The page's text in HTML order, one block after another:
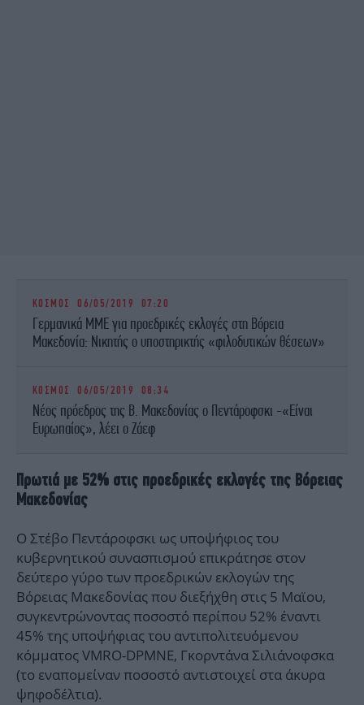
ΚΟΣΜΟΣ 06/05/2019 07:20
Γερμανικά ΜΜΕ για προεδρικές εκλογές στη Βόρεια
Μακεδονία: Νικητής ο υποστηρικτής «φιλοδυτικών θέσεων»
ΚΟΣΜΟΣ 06/05/2019 08:34
Νέος πρόεδρος της Β. Μακεδονίας ο Πεντάροφσκι -«Είναι
Ευρωπαίος», λέει o Ζάεφ
Πρωτιά με 52% στις προεδρικές εκλογές της Βόρειας
Μακεδονίας
Ο Στέβο Πεντάροφσκι ως υποψήφιος του
κυβερνητικού συνασπισμού επικράτησε στον
δεύτερο γύρο των προεδρικών εκλογών της
Βόρειας Μακεδονίας που διεξήχθη στις 5 Μαϊου,
συγκεντρώνοντας ποσοστό περίπου 52% έναντι
45% της υποψήφιας του αντιπολιτευόμενου
κόμματος VMRO-DPMNE, Γκορντάνα Σιλιάνοφσκα
(το εναπομείναν ποσοστό αντιστοιχεί στα άκυρα
ψηφοδέλτια).